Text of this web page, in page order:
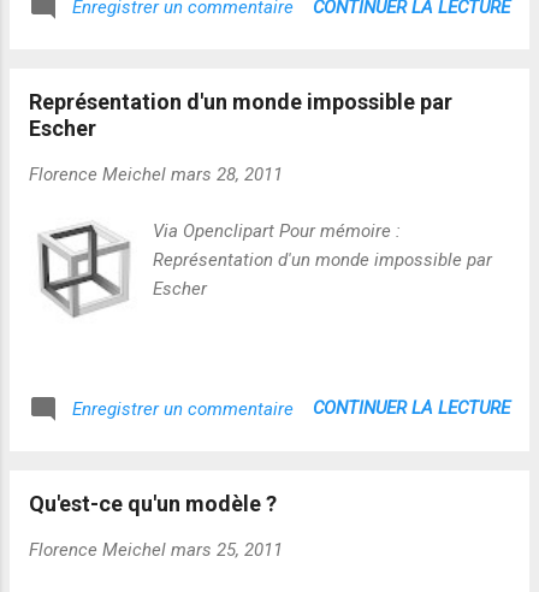
Enregistrer un commentaire CONTINUER LA LECTURE
Représentation d'un monde impossible par
Escher
Florence Meichel mars 28, 2011
Via Openclipart Pour mémoire :
Représentation d'un monde impossible par
Escher
Enregistrer un commentaire CONTINUER LA LECTURE
Qu'est-ce qu'un modèle ?
Florence Meichel mars 25, 2011